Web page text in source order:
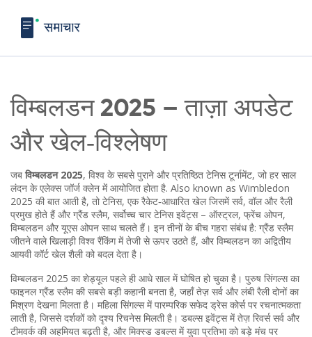
विम्बलडन 2025 – ताज़ा अपडेट
और खेल‑विश्लेषण
जब विम्बलडन 2025, विश्व के सबसे पुराने और प्रतिष्ठित टेनिस टूर्नामेंट, जो हर साल
लंदन के एलेक्स जॉर्ज क्लेन में आयोजित होता है. Also known as Wimbledon
2025 की बात आती है, तोटेनिस, एक रैकेट‑आधारित खेल जिसमें सर्व, वॉल और रैली
प्रमुख होते हैंऔर ग्रैंड स्लैम, सर्वोच्च चार टेनिस इवेंट्स – ऑस्ट्रल, फ्रेंच ओपन,
विम्बलडन और यूएस ओपन साथ चलते हैं। इन तीनों के बीच गहरा संबंध है: ग्रैंड स्लैम
जीतने वाले खिलाड़ी विश्व रैंकिंग में तेजी से ऊपर उठते हैं, और विम्बलडन का अद्वितीय
आयवी कॉर्ट खेल शैली को बदल देता है।
विम्बलडन 2025 का शेड्यूल पहले ही आधे साल में घोषित हो चुका है। पुरुष सिंगल्स का
फाइनल ग्रैंड स्लैम की सबसे बड़ी कहानी बनता है, जहाँ तेज़ सर्व और लंबी रैली दोनों का
मिश्रण देखना मिलता है। महिला सिंगल्स में पारम्परिक सफेद ड्रेस कोर्स पर रचनात्मकता
लाती है, जिससे दर्शकों को दृश्य रिचनेस मिलती है। डबल्स इवेंट्स में तेज़ रिवर्स सर्व और
टीमवर्क की अहमियत बढ़ती है, और मिक्स्ड डबल्स में युवा प्रतिभा को बड़े मंच पर